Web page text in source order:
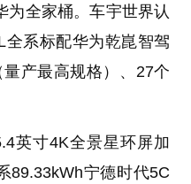
为全家桶。车宇世界认
系标配华为乾崑智驾
产最高规格）、27个
英寸4K全景星环屏加
89.33kWh宁德时代5C